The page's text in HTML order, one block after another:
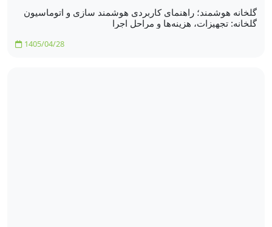
گلخانه هوشمند؛ راهنمای کاربردی هوشمند سازی و اتوماسیون
گلخانه: تجهیزات، هزینه‌ها و مراحل اجرا
1405/04/28